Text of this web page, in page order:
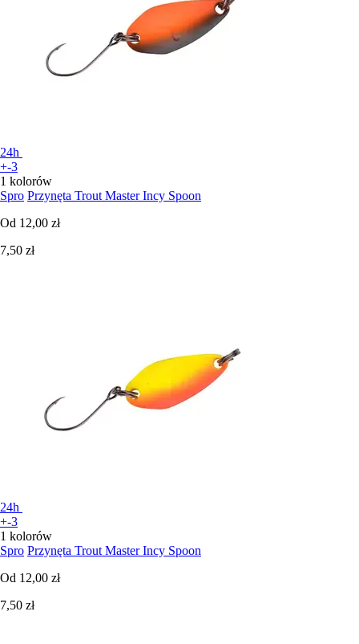
24h
+-3
1 kolorów
Spro Przynęta Trout Master Incy Spoon
Od 12,00 zł
7,50 zł
24h
+-3
1 kolorów
Spro Przynęta Trout Master Incy Spoon
Od 12,00 zł
7,50 zł